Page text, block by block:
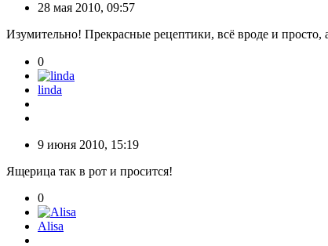
28 мая 2010, 09:57
Изумительно! Прекрасные рецептики, всё вроде и просто,
0
linda
9 июня 2010, 15:19
Ящерица так в рот и просится!
0
Alisa